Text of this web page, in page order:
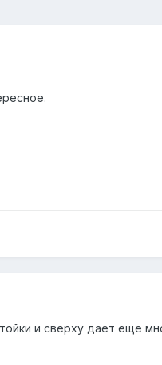
и сверху дает еще